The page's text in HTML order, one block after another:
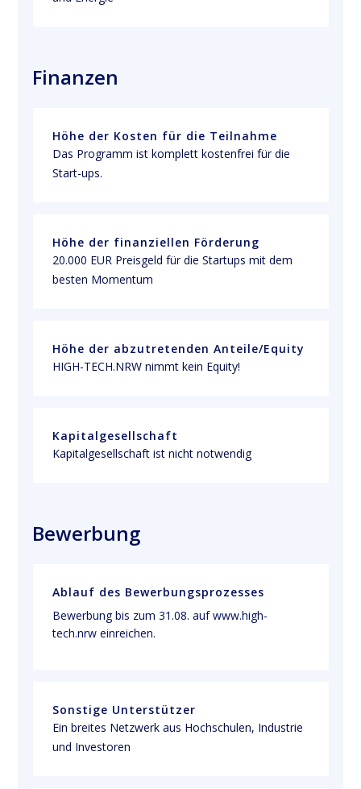
Finanzen
Höhe der Kosten für die Teilnahme
Das Programm ist komplett kostenfrei für die
Start-ups.
Höhe der finanziellen Förderung
20.000 EUR Preisgeld für die Startups mit dem
besten Momentum
Höhe der abzutretenden Anteile/Equity
HIGH-TECH.NRW nimmt kein Equity!
Kapitalgesellschaft
Kapitalgesellschaft ist nicht notwendig
Bewerbung
Ablauf des Bewerbungsprozesses
Bewerbung bis zum 31.08. aufwww.high-
tech.nrw einreichen.
Sonstige Unterstützer
Ein breites Netzwerk aus Hochschulen, Industrie
und Investoren